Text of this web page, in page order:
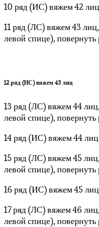
10 ряд (ИС) вяжем 42 лиц
11 ряд (ЛС) вяжем 43
левой спице), повернуть
12 ряд (ИС) вяжем 43 лиц
13 ряд (ЛС) вяжем 44
левой спице), повернуть
14 ряд (ИС) вяжем 44 лиц
15 ряд (ЛС) вяжем 45
левой спице), повернуть
16 ряд (ИС) вяжем 45 лиц
17 ряд (ЛС) вяжем 46
левой спице), повернуть